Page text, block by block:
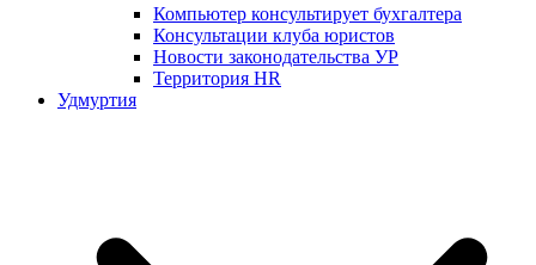
Компьютер консультирует бухгалтера
Консультации клуба юристов
Новости законодательства УР
Территория HR
Удмуртия